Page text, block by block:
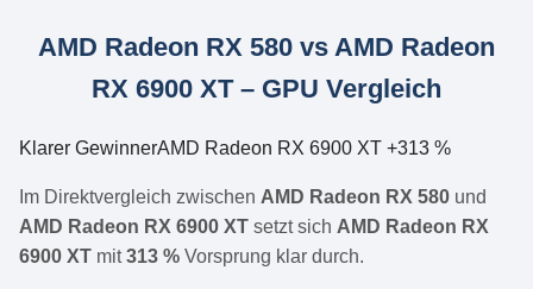
AMD Radeon RX 580 vs AMD Radeon
RX 6900 XT – GPU Vergleich
Klarer GewinnerAMD Radeon RX 6900 XT +313 %
Im Direktvergleich zwischen AMD Radeon RX 580 und
AMD Radeon RX 6900 XT setzt sich AMD Radeon RX
6900 XT mit313 % Vorsprung klar durch.